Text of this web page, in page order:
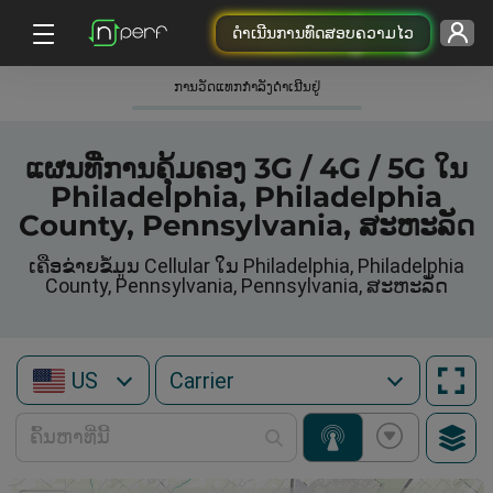
ດຳເນີນການທົດສອບຄວາມໄວ
ການວັດແທກກໍາລັງດໍາເນີນຢູ່
ແຜນທີ່ການຄຸ້ມຄອງ 3G / 4G / 5G ໃນ
Philadelphia, Philadelphia
County, Pennsylvania, ສະຫະລັດ
ເຄືອຂ່າຍຂໍ້ມູນ Cellular ໃນ Philadelphia, Philadelphia
County, Pennsylvania, Pennsylvania, ສະຫະລັດ
US